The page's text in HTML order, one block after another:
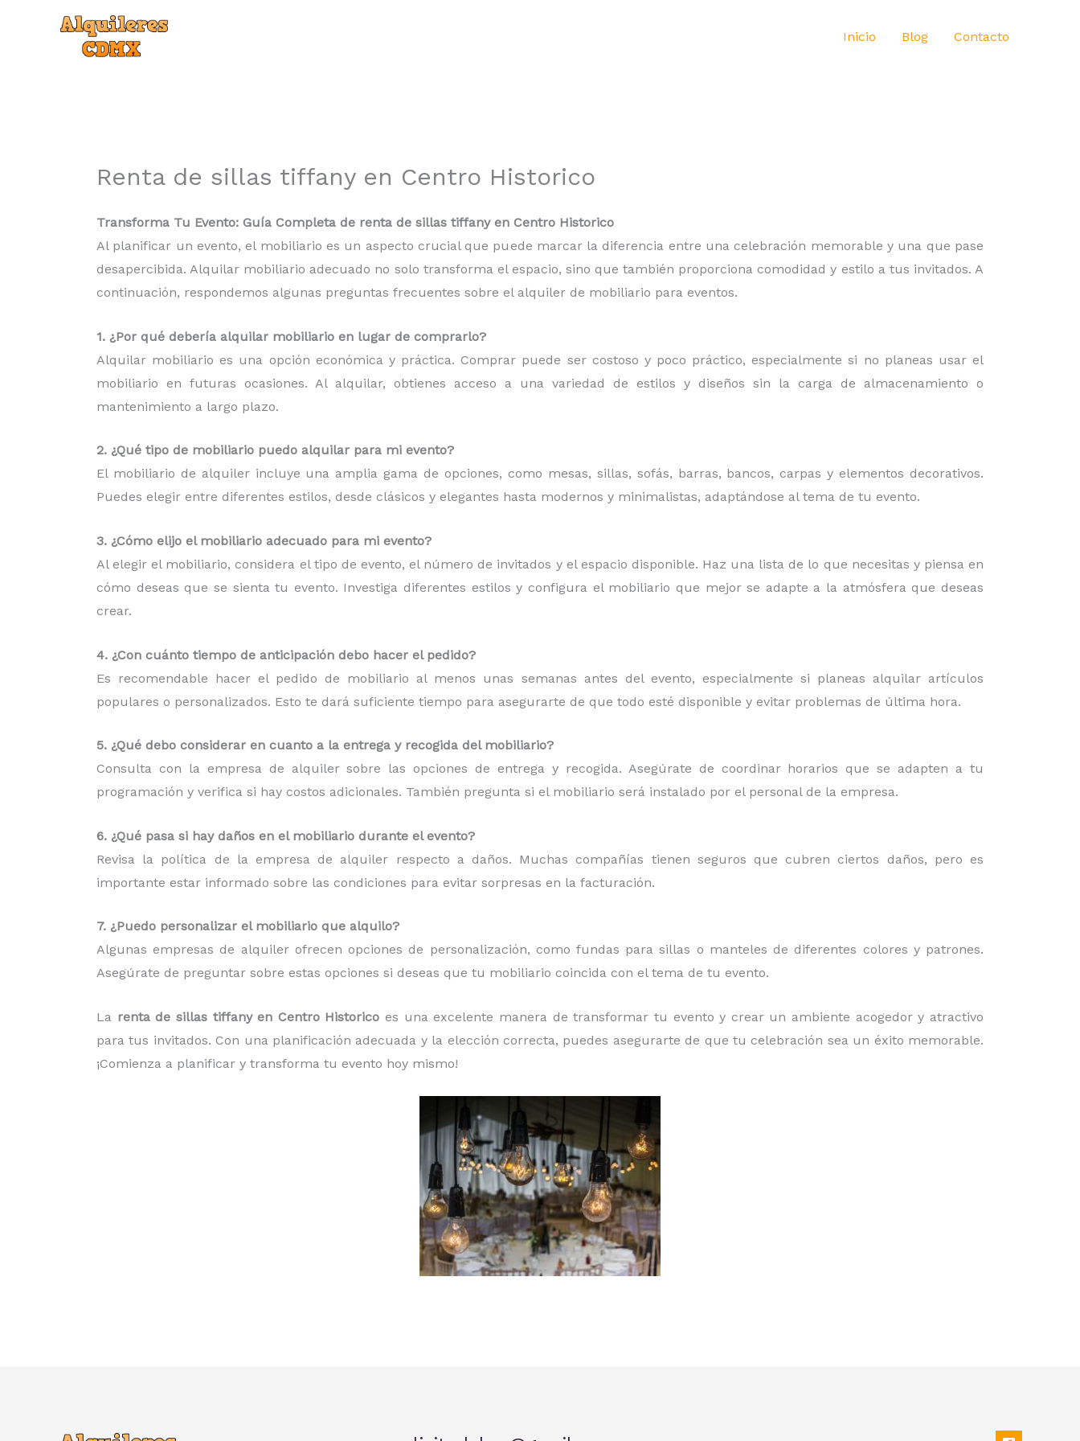
Inicio Blog Contacto
Renta de sillas tiffany en Centro Historico
Transforma Tu Evento: Guía Completa de renta de sillas tiffany en Centro Historico
Al planificar un evento, el mobiliario es un aspecto crucial que puede marcar la diferencia entre una celebración memorable y una que pase
desapercibida. Alquilar mobiliario adecuado no solo transforma el espacio, sino que también proporciona comodidad y estilo a tus invitados. A
continuación, respondemos algunas preguntas frecuentes sobre el alquiler de mobiliario para eventos.
1. ¿Por qué debería alquilar mobiliario en lugar de comprarlo?
Alquilar mobiliario es una opción económica y práctica. Comprar puede ser costoso y poco práctico, especialmente si no planeas usar el
mobiliario en futuras ocasiones. Al alquilar, obtienes acceso a una variedad de estilos y diseños sin la carga de almacenamiento o
mantenimiento a largo plazo.
2. ¿Qué tipo de mobiliario puedo alquilar para mi evento?
El mobiliario de alquiler incluye una amplia gama de opciones, como mesas, sillas, sofás, barras, bancos, carpas y elementos decorativos.
Puedes elegir entre diferentes estilos, desde clásicos y elegantes hasta modernos y minimalistas, adaptándose al tema de tu evento.
3. ¿Cómo elijo el mobiliario adecuado para mi evento?
Al elegir el mobiliario, considera el tipo de evento, el número de invitados y el espacio disponible. Haz una lista de lo que necesitas y piensa en
cómo deseas que se sienta tu evento. Investiga diferentes estilos y configura el mobiliario que mejor se adapte a la atmósfera que deseas
crear.
4. ¿Con cuánto tiempo de anticipación debo hacer el pedido?
Es recomendable hacer el pedido de mobiliario al menos unas semanas antes del evento, especialmente si planeas alquilar artículos
populares o personalizados. Esto te dará suficiente tiempo para asegurarte de que todo esté disponible y evitar problemas de última hora.
5. ¿Qué debo considerar en cuanto a la entrega y recogida del mobiliario?
Consulta con la empresa de alquiler sobre las opciones de entrega y recogida. Asegúrate de coordinar horarios que se adapten a tu
programación y verifica si hay costos adicionales. También pregunta si el mobiliario será instalado por el personal de la empresa.
6. ¿Qué pasa si hay daños en el mobiliario durante el evento?
Revisa la política de la empresa de alquiler respecto a daños. Muchas compañías tienen seguros que cubren ciertos daños, pero es
importante estar informado sobre las condiciones para evitar sorpresas en la facturación.
7. ¿Puedo personalizar el mobiliario que alquilo?
Algunas empresas de alquiler ofrecen opciones de personalización, como fundas para sillas o manteles de diferentes colores y patrones.
Asegúrate de preguntar sobre estas opciones si deseas que tu mobiliario coincida con el tema de tu evento.
La renta de sillas tiffany en Centro Historico es una excelente manera de transformar tu evento y crear un ambiente acogedor y atractivo
para tus invitados. Con una planificación adecuada y la elección correcta, puedes asegurarte de que tu celebración sea un éxito memorable.
¡Comienza a planificar y transforma tu evento hoy mismo!